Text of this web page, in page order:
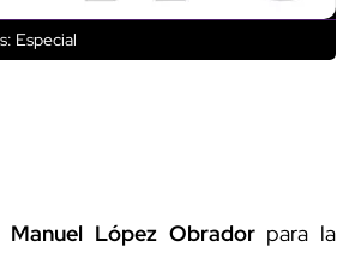
Especial
Manuel López Obrador para la